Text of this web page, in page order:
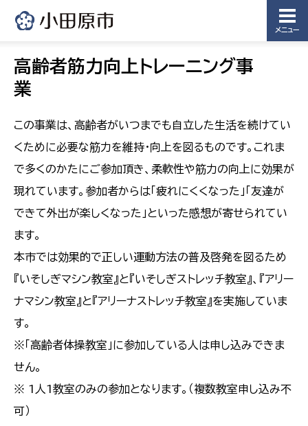
メニュー
高齢者筋力向上トレーニング事
業
この事業は、高齢者がいつまでも自立した生活を続けてい
くために必要な筋力を維持・向上を図るものです。これま
で多くのかたにご参加頂き、柔軟性や筋力の向上に効果が
現れています。参加者からは「疲れにくくなった」「友達が
できて外出が楽しくなった」といった感想が寄せられてい
ます。
本市では効果的で正しい運動方法の普及啓発を図るため
『いそしぎマシン教室』と『いそしぎストレッチ教室』、『アリー
ナマシン教室』と『アリーナストレッチ教室』を実施していま
す。
※「高齢者体操教室」に参加している人は申し込みできま
せん。
※ 1人1教室のみの参加となります。（複数教室申し込み不
可）